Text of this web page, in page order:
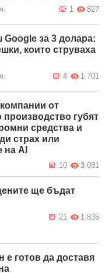
827
1
Google за 3 долара:
които струваха
1 701
4
от
производство губят
средства и
страх или
на AI
3 081
10
ще бъдат
1 835
21
е готов да доставя